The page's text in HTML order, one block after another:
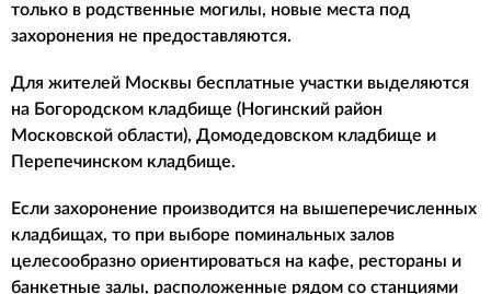
только в родственные могилы, новые места под
захоронения не предоставляются.
Для жителей Москвы бесплатные участки выделяются
на Богородском кладбище (Ногинский район
Московской области), Домодедовском кладбище и
Перепечинском кладбище.
Если захоронение производится на вышеперечисленных
кладбищах, то при выборе поминальных залов
целесообразно ориентироваться на кафе, рестораны и
банкетные залы, расположенные рядом со станциями